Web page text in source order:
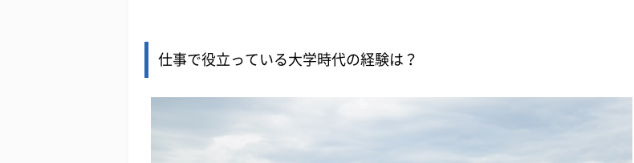
仕事で役立っている大学時代の経験は？